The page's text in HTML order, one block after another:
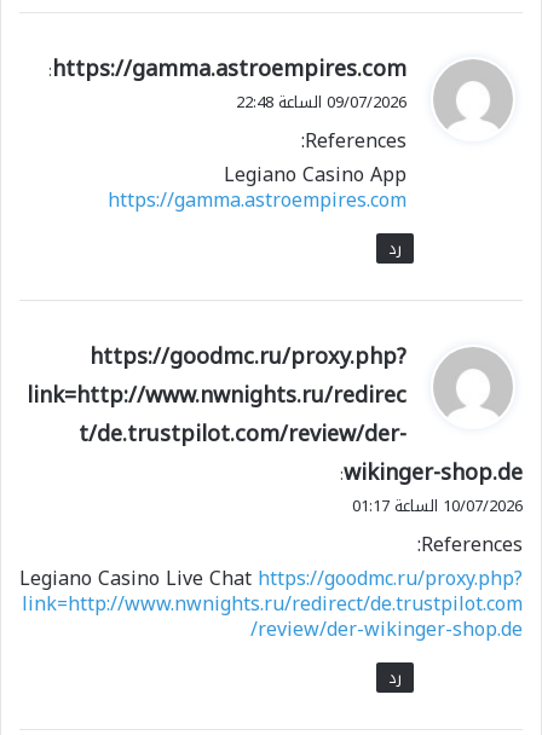
ي
ق
ل
https://gamma.astroempires.com
:
09/07/2026 الساعة 22:48
References:
Legiano Casino App
https://gamma.astroempires.com
رد
ي
و
ل
https://goodmc.ru/proxy.php?
link=http://www.nwnights.ru/redirec
t/de.trustpilot.com/review/der-
wikinger-shop.de
:
10/07/2026 الساعة 01:17
References:
Legiano Casino Live Chathttps://goodmc.ru/proxy.php?
link=http://www.nwnights.ru/redirect/de.trustpilot.com
/review/der-wikinger-shop.de
رد